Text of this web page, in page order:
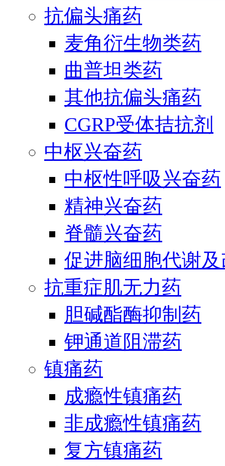
抗偏头痛药
麦角衍生物类药
曲普坦类药
其他抗偏头痛药
CGRP受体拮抗剂
中枢兴奋药
中枢性呼吸兴奋药
精神兴奋药
脊髓兴奋药
促进脑细胞代谢
抗重症肌无力药
胆碱酯酶抑制药
钾通道阻滞药
镇痛药
成瘾性镇痛药
非成瘾性镇痛药
复方镇痛药